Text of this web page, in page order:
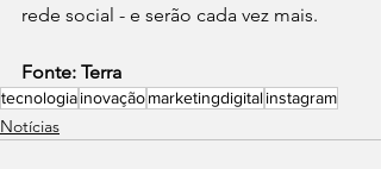
rede social - e serão cada vez mais.
Fonte: Terra
tecnologiainovaçãomarketingdigitalinstagram
Notícias